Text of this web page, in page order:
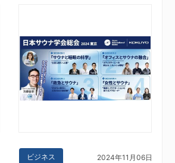
ビジネス 2024年11月06日